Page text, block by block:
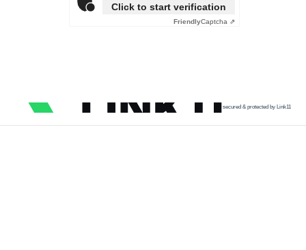
Click to start verification
FriendlyCaptcha ⇗
secured & protected by Link11